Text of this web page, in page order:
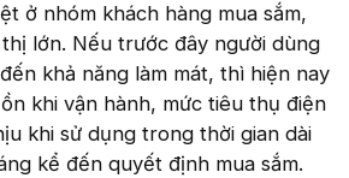
ở nhóm khách hàng mua sắm,
lớn. Nếu trước đây người dùng
khả năng làm mát, thì hiện nay
khi vận hành, mức tiêu thụ điện
khi sử dụng trong thời gian dài
kể đến quyết định mua sắm.